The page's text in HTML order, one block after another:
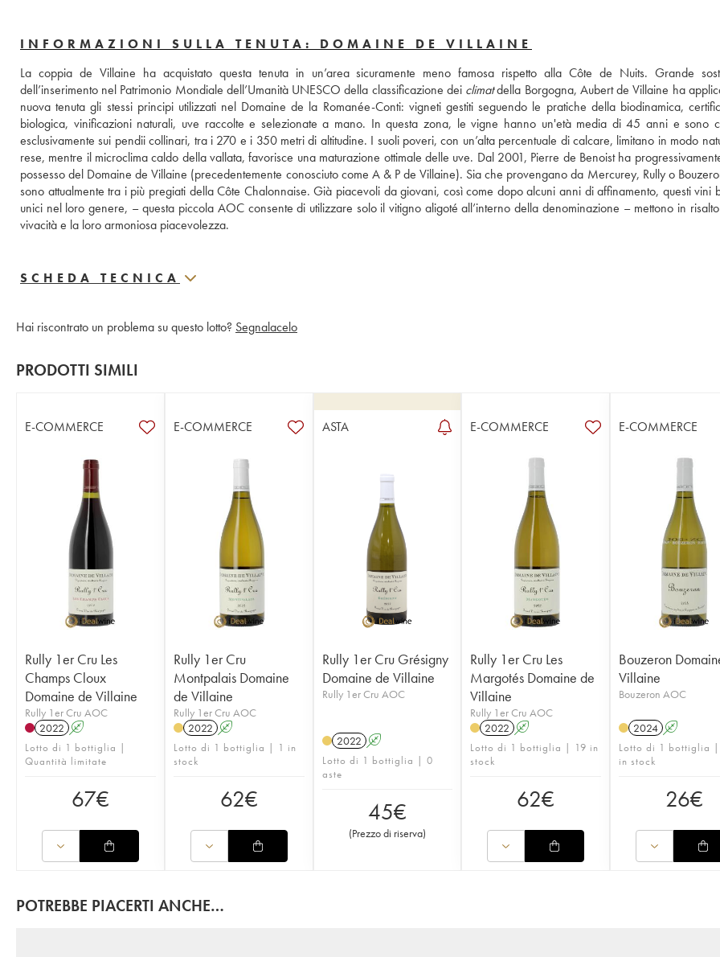
INFORMAZIONI SULLA TENUTA: DOMAINE DE VILLAINE
La coppia de Villaine ha acquistato questa tenuta in un’area sicuramente meno famosa rispetto alla Côte de Nuits. Grande
dell’inserimento nel Patrimonio Mondiale dell’Umanità UNESCO della classificazione dei climat della Borgogna, Aubert de Villaine ha
nuova tenuta gli stessi principi utilizzati nel Domaine de la Romanée-Conti: vigneti gestiti seguendo le pratiche della biodinamica,
biologica, vinificazioni naturali, uve raccolte e selezionate a mano. In questa zona, le vigne hanno un'età media di 45 anni e sono
esclusivamente sui pendii collinari, tra i 270 e i 350 metri di altitudine. I suoli poveri, con un’alta percentuale di calcare, limitano in modo
rese, mentre il microclima caldo della vallata, favorisce una maturazione ottimale delle uve. Dal 2001, Pierre de Benoist ha
possesso del Domaine de Villaine (precedentemente conosciuto come A & P de Villaine). Sia che provengano da Mercurey, Rully o
sono attualmente tra i più pregiati della Côte Chalonnaise. Già piacevoli da giovani, così come dopo alcuni anni di affinamento, questi vini
unici nel loro genere, – questa piccola AOC consente di utilizzare solo il vitigno aligoté all’interno della denominazione – mettono in
vivacità e la loro armoniosa piacevolezza.
SCHEDA TECNICA
Hai riscontrato un problema su questo lotto? Segnalacelo
PRODOTTI SIMILI
E-COMMERCE
Rully 1er Cru Les
Champs Cloux
Domaine de Villaine
Rully 1er Cru AOC
2022 A
Lotto di 1 bottiglia |
Quantità limitate
67€
E-COMMERCE
Rully 1er Cru
Montpalais Domaine
de Villaine
Rully 1er Cru AOC
2022 A
Lotto di 1 bottiglia | 1 in
stock
62€
ASTA
Rully 1er Cru Grésigny
Domaine de Villaine
Rully 1er Cru AOC
2022 A
Lotto di 1 bottiglia | 0
aste
45€
(Prezzo di riserva)
E-COMMERCE
Rully 1er Cru Les
Margotés Domaine de
Villaine
Rully 1er Cru AOC
2022 A
Lotto di 1 bottiglia | 19 in
stock
62€
E-COMMERCE
Bouzeron
Villaine
Bouzeron AOC
2024 A
Lotto di 1 bottiglia
in stock
26€
POTREBBE PIACERTI ANCHE…